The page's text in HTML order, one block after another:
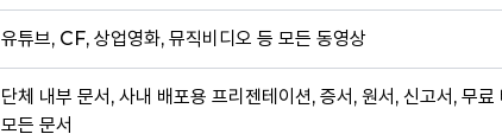
유튜브, CF, 상업영화, 뮤직비디오 등 모든 동영상
단체 내부 문서, 사내 배포용 프리젠테이션, 증서, 원서, 신고서, 무
모든 문서